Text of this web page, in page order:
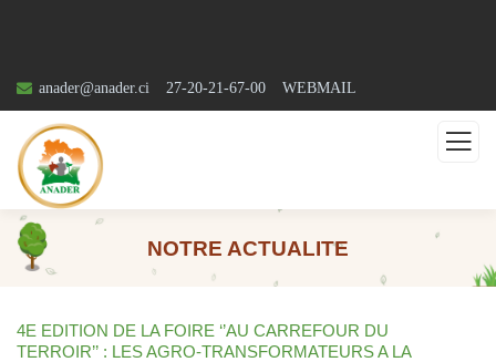
anader@anader.ci 27-20-21-67-00 WEBMAIL
NOTRE ACTUALITE
4E EDITION DE LA FOIRE ‘’AU CARREFOUR DU
TERROIR’’ : LES AGRO-TRANSFORMATEURS A LA